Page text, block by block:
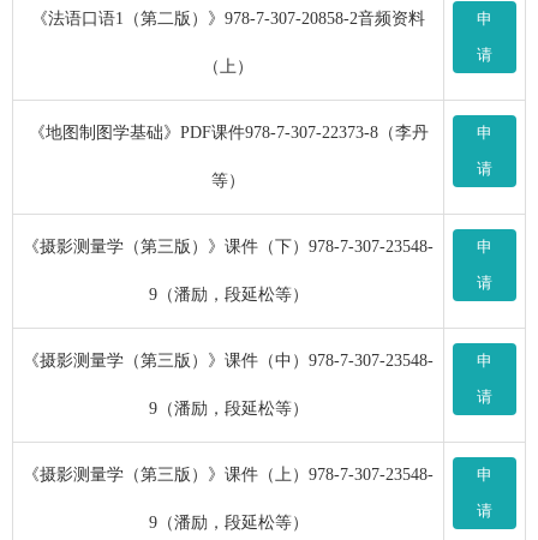
《法语口语1（第二版）》978-7-307-20858-2音频资料
（上）
申
请
《地图制图学基础》PDF课件978-7-307-22373-8（李丹
等）
申
请
《摄影测量学（第三版）》课件（下）978-7-307-23548-
9（潘励，段延松等）
申
请
《摄影测量学（第三版）》课件（中）978-7-307-23548-
9（潘励，段延松等）
申
请
《摄影测量学（第三版）》课件（上）978-7-307-23548-
9（潘励，段延松等）
申
请